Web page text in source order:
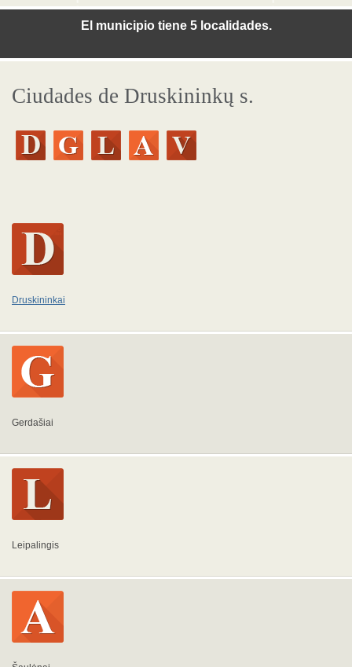
El municipio tiene 5 localidades.
Ciudades de Druskininkų s.
Druskininkai
Gerdašiai
Leipalingis